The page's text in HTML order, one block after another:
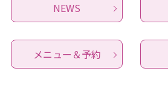
NEWS
メニュー＆予約